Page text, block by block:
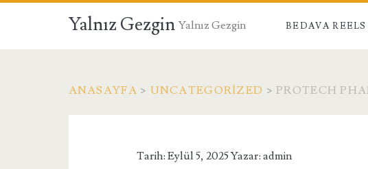
Yalnız Gezgin Yalnız Gezgin BEDAVA
ANASAYFA > UNCATEGORIZED >PROTECH
Tarih: Eylül 5, 2025 Yazar:admin